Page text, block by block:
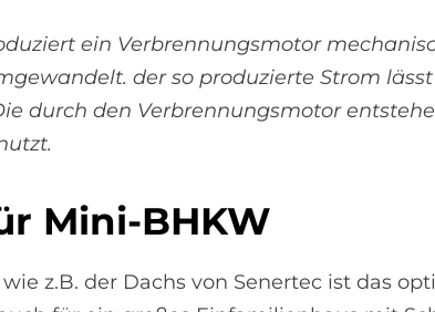
ein Verbrennungsmotor
der so produzierte Strom
durch den Verbrennungsmotor
Mini-BHKW
z.B. der Dachs von Senertec ist das